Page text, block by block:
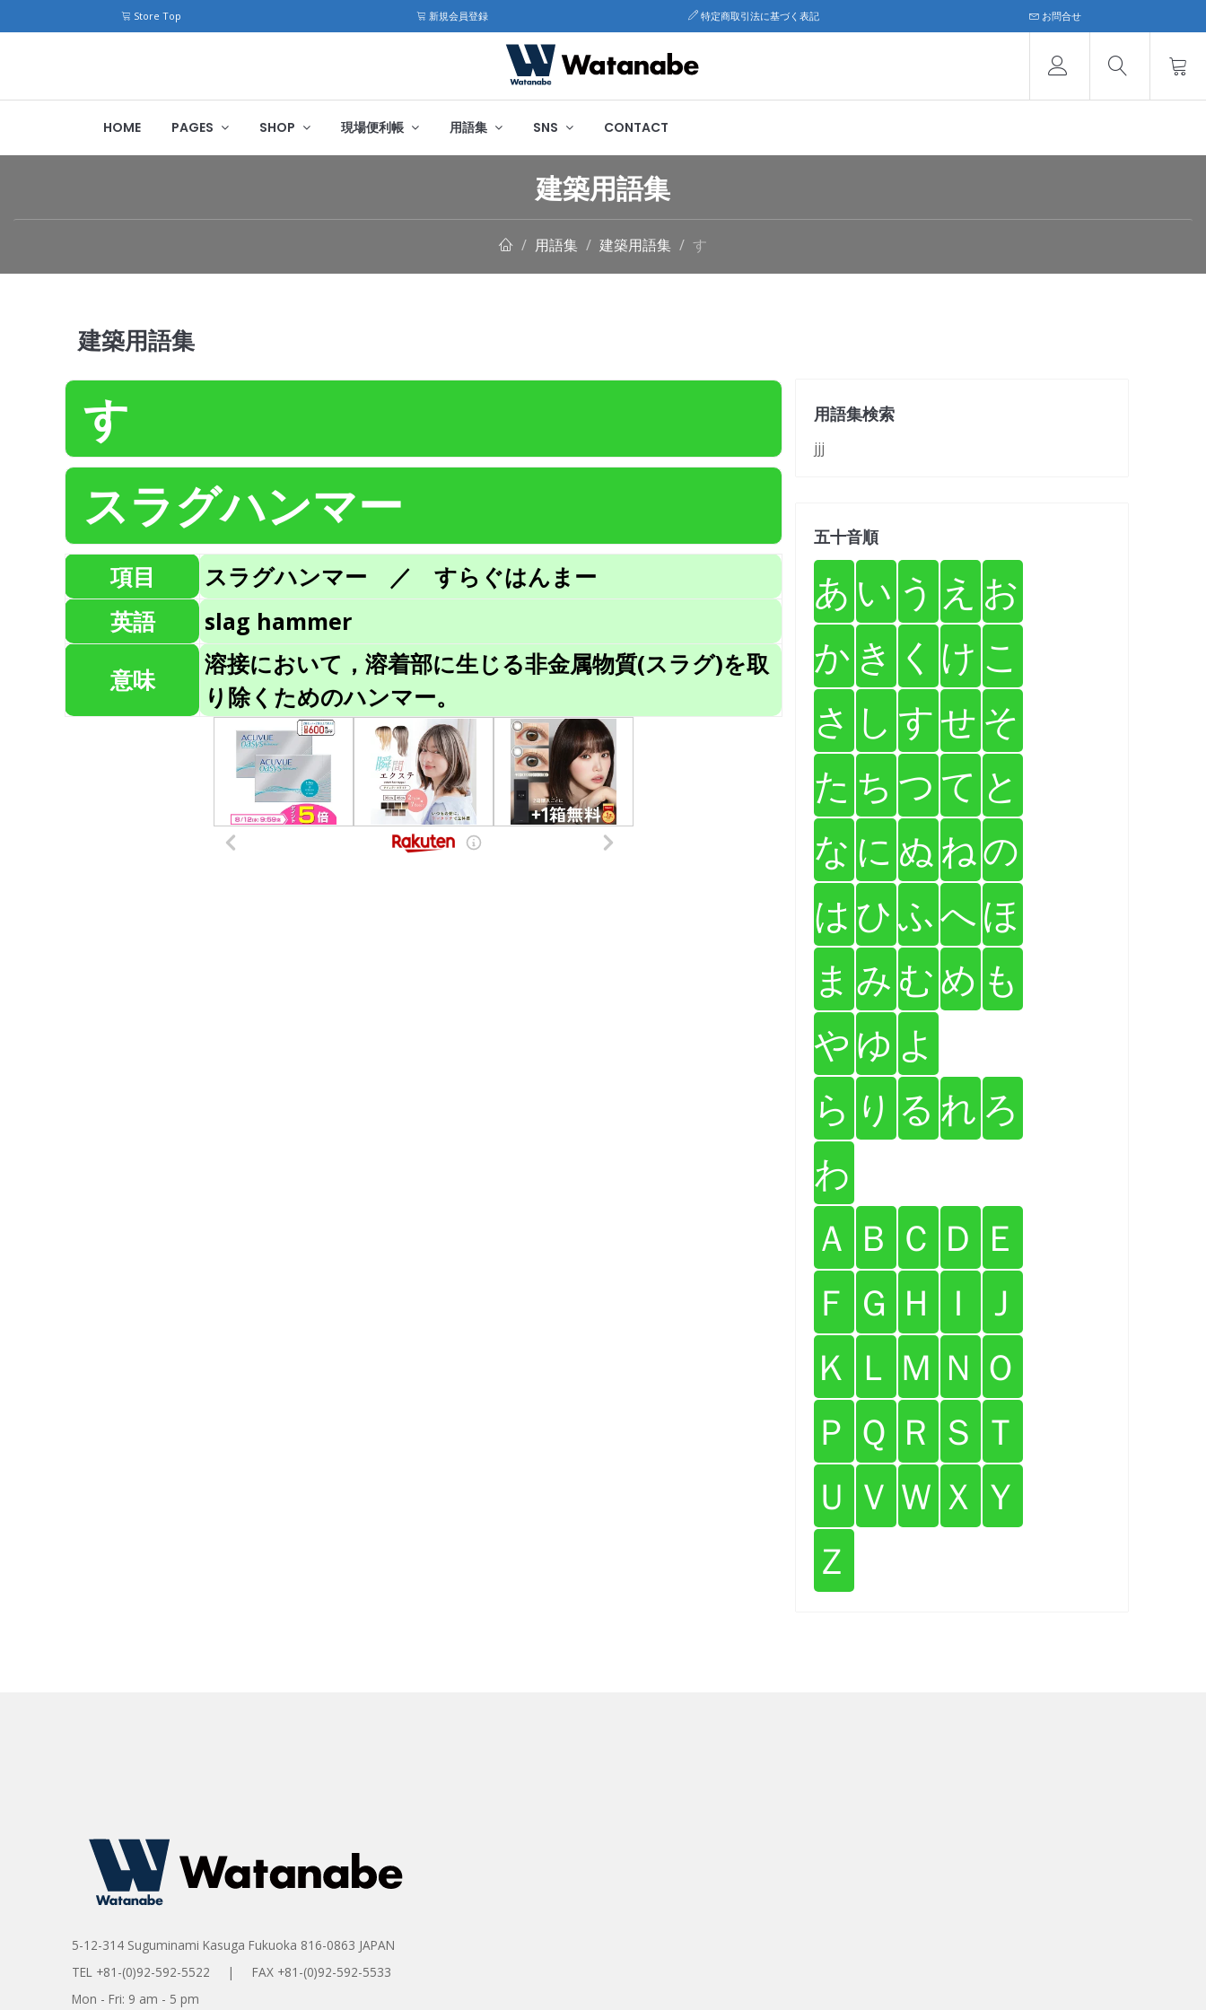
Store Top 新規会員登録 特定商取引法に基づく表記 お問合せ
HOME PAGES SHOP 現場便利帳 用語集 SNS CONTACT
建築用語集
用語集 建築用語集 す
建築用語集
す
スラグハンマー
項目
スラグハンマー ／ すらぐはんまー
英語
slag hammer
意味
溶接において，溶着部に生じる非金属物質(スラグ)を取
り除くためのハンマー。
用語集検索
jjj
五十音順
あ い う え お
か き く け こ
さ し すせ そ
た ち つ て と
な に ぬ ねの
は ひふへほ
ま み むめ も
や ゆ よ
ら り る れ ろ
わ
Ａ Ｂ Ｃ Ｄ Ｅ
Ｆ Ｇ Ｈ Ｉ
Ｊ
Ｋ Ｌ Ｍ Ｎ Ｏ
Ｐ Ｑ Ｒ Ｓ Ｔ
Ｕ Ｖ Ｗ Ｘ Ｙ
Ｚ
5-12-314 Suguminami Kasuga Fukuoka 816-0863 JAPAN
TEL +81-(0)92-592-5522 | FAX +81-(0)92-592-5533
Mon - Fri: 9 am - 5 pm